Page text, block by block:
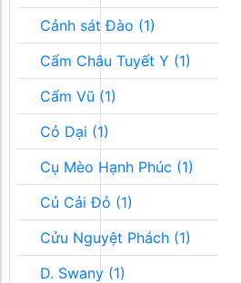
Cảnh sát Đào (1)
Cẩm Châu Tuyết Y (1)
Cẩm Vũ (1)
Cỏ Dại (1)
Cụ Mèo Hạnh Phúc (1)
Củ Cải Đỏ (1)
Cửu Nguyệt Phách (1)
D. Swany (1)